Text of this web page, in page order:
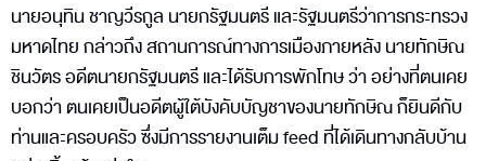
นายอนุทิน ชาญวีรกูล นายกรัฐมนตรี และรัฐมนตรีว่าการกระทรวง
มหาดไทย กล่าวถึง สถานการณ์ทางการเมืองภายหลัง นายทักษิณ
ชินวัตร อดีตนายกรัฐมนตรี และได้รับการพักโทษ ว่า อย่างที่ตนเคย
บอกว่า ตนเคยเป็นอดีตผู้ใต้บังคับบัญชาของนายทักษิณ ก็ยินดีกับ
ท่านและครอบครัว ซึ่งมีการรายงานเต็ม feed ที่ได้เดินทางกลับบ้าน